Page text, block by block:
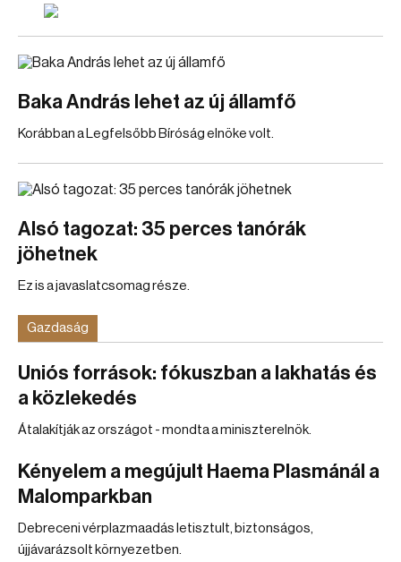
Baka András lehet az új államfő
Korábban a Legfelsőbb Bíróság elnöke volt.
Alsó tagozat: 35 perces tanórák
jöhetnek
Ez is a javaslatcsomag része.
Gazdaság
Uniós források: fókuszban a lakhatás és
a közlekedés
Átalakítják az országot - mondta a miniszterelnök.
Kényelem a megújult Haema Plasmánál a
Malomparkban
Debreceni vérplazmaadás letisztult, biztonságos,
újjávarázsolt környezetben.